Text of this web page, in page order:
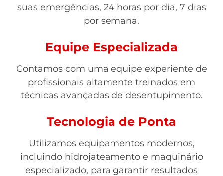
suas emergências, 24 horas por dia, 7 dias
por semana.
Equipe Especializada
Contamos com uma equipe experiente de
profissionais altamente treinados em
técnicas avançadas de desentupimento.
Tecnologia de Ponta
Utilizamos equipamentos modernos,
incluindo hidrojateamento e maquinário
especializado, para garantir resultados